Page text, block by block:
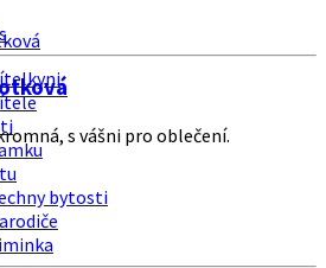
bytosti
s vášni pro oblečení.